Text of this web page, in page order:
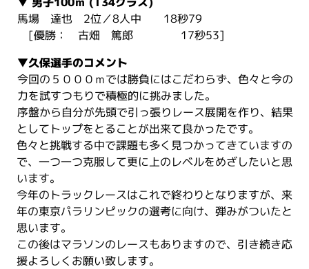
馬場 達也 2位／8人中 18秒79
[優勝： 古畑 篤郎 17秒53]
▼久保選手のコメント
今回の５０００ｍでは勝負にはこだわらず、色々と今の
力を試すつもりで積極的に挑みました。
序盤から自分が先頭で引っ張りレース展開を作り、結果
としてトップをとることが出来て良かったです。
色々と挑戦する中で課題も多く見つかってきていますの
で、一つ一つ克服して更に上のレベルをめざしたいと思
います。
今年のトラックレースはこれで終わりとなりますが、来
年の東京パラリンピックの選考に向け、弾みがついたと
思います。
この後はマラソンのレースもありますので、引き続き応
援よろしくお願い致します。